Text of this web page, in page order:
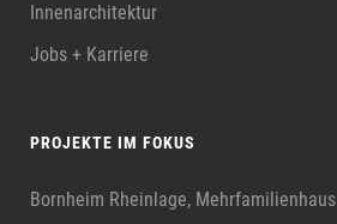
Innenarchitektur
Jobs + Karriere
PROJEKTE IM FOKUS
Bornheim Rheinlage, Mehrfamilienhaus